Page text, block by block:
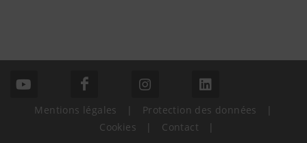
navigateur.
Mentions légales | Protection des données
|
Cookies
| Contact |